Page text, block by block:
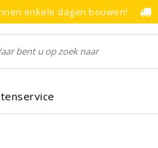
enkele dagen bouwen!